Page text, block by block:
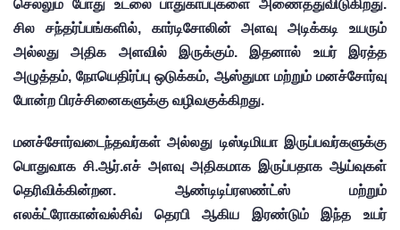
செல்லும் போது உடலை பாதுகாப்புகளை அணைத்துவிடுகிறது.
சில சந்தர்ப்பங்களில், கார்டிசோலின் அளவு அடிக்கடி உயரும்
அல்லது அதிக அளவில் இருக்கும். இதனால் உயர் இரத்த
அழுத்தம், நோயெதிர்ப்பு ஒடுக்கம், ஆஸ்துமா மற்றும் மனச்சோர்வு
போன்ற பிரச்சினைகளுக்கு வழிவகுக்கிறது.
மனச்சோர்வடைந்தவர்கள் அல்லது டிஸ்டிமியா இருப்பவர்களுக்கு
பொதுவாக சி.ஆர்.எச் அளவு அதிகமாக இருப்பதாக ஆய்வுகள்
தெரிவிக்கின்றன. ஆண்டிடிப்ரஸண்ட்ஸ் மற்றும்
எலக்ட்ரோகான்வல்சிவ் தெரபி ஆகிய இரண்டும் இந்த உயர்